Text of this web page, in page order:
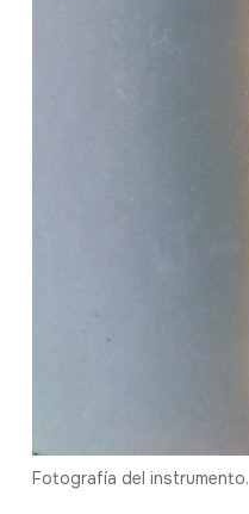
Fotografía del instrumento.